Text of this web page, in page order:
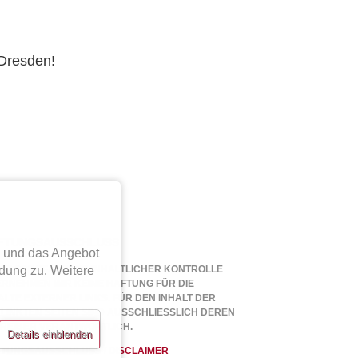
SORGFÄLTIGER INHALTLICHER KONTROLLE
WIR KEINE HAFTUNG FÜR DIE
EXTERNER LINKS. FÜR DEN INHALT DER
SEITEN SIND AUSSCHLIESSLICH DEREN B
VERANTWORTLICH.
/ DISCLAIMER
das Angebot
zu. Weitere
Details einblenden